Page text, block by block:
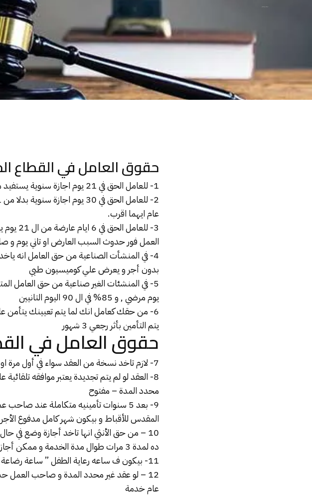
حقوق العامل في القطاع
1- للعامل الحق في 21 يوم اجازة سنوية يستفيد منها بعد 6 شهور من تعيينه.
عام ايهما اقرب.
3-
العمل فور حدوث السبب العارض او تاني يوم
بدون أجر و يعرض علي كوميسيون طبي
5- في المنشئات الغير صناعية من حق
العامل
يوم مرضي , و 85% في ال 90 اليوم التانيين
6- من حقك كعامل انك لما يتم تعيينك
يتم التأمين بأثر رجعي 3 شهور
حقوق العامل في
7- لازم تاخد نسخة من العقد سواء في أول مرة او في حالات التجديد
8- العقد لو لم يتم تجديدة يعتبر موافقه
محدد المدة – مفتوح
9- بعد 5 سنوات تأمينيه متكاملة عند
المقدس للأقباط و بيكون شهر كامل مدفوع الأجر
10 – من حق الأنثي انها تاخد
أجازة
ده لمدة 3 مرات طوال مدة الخدمة و ممكن أجازة الوضع تبدأ من الشهر السادس
11- بيكون ف ساعه رعاية الطفل ” ساعة رضاعة ” لمدة عاميين كاملين
12 – لو عقد غير محدد المدة و صاحب
عام خدمة